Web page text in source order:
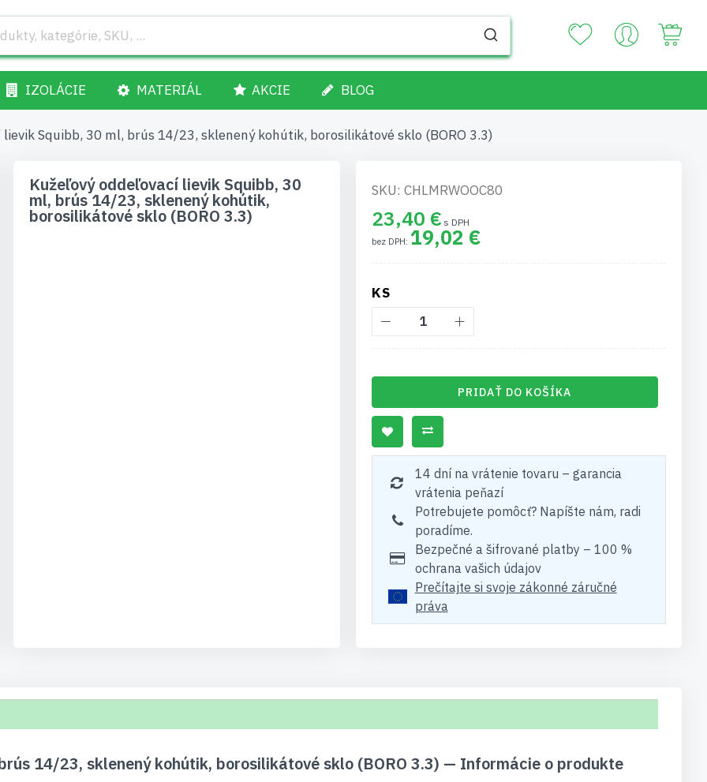
IZOLÁCIE MATERIÁL AKCIE BLOG
lievik Squibb, 30 ml, brús 14/23, sklenený kohútik, borosilikátové sklo (BORO 3.3)
Kužeľový oddeľovací lievik Squibb, 30
ml, brús 14/23, sklenený kohútik,
borosilikátové sklo (BORO 3.3)
SKU: CHLMRWOOC80
23,40 €
19,02 €
KS
PRIDAŤ DO KOŠÍKA
14 dní na vrátenie tovaru – garancia
vrátenia peňazí
Potrebujete pomôcť? Napíšte nám, radi
poradíme.
Bezpečné a šifrované platby – 100 %
ochrana vašich údajov
Prečítajte si svoje zákonné záručné
práva
14/23, sklenený kohútik, borosilikátové sklo (BORO 3.3) — Informácie o produkte